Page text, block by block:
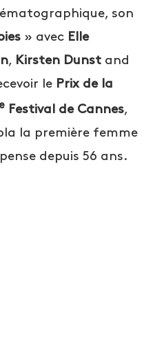
son
» avec Elle
, Kirsten Dunst and
le Prix de la
Festival de Cannes,
la première femme
depuis 56 ans.